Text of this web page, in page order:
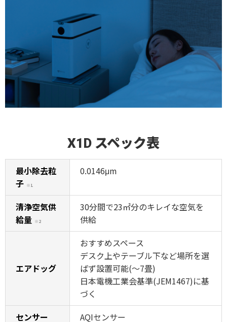
X1D スペック表
最小除去粒
子 ※1
0.0146μm
清浄空気供
給量 ※2
30分間で23㎡分のキレイな空気を
供給
エアドッグ
おすすめスペース
デスク上やテーブル下など場所を選
ばず設置可能(～7畳)
日本電機工業会基準(JEM1467)に基
づく
センサー
AQIセンサー